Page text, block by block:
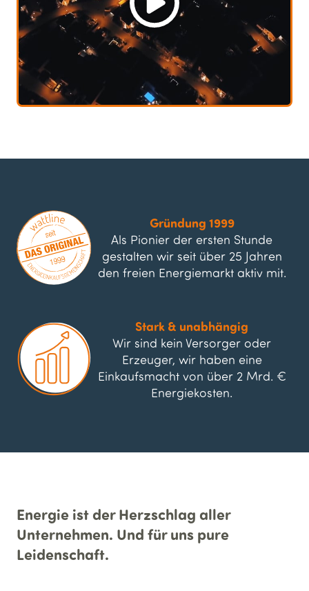
Gründung 1999
Als Pionier der ersten Stunde
gestalten wir seit über 25 Jahren
den freien Energiemarkt aktiv mit.
Stark & unabhängig
Wir sind kein Versorger oder
Erzeuger, wir haben eine
Einkaufsmacht von über 2 Mrd. €
Energiekosten.
Energie ist der Herzschlag aller
Unternehmen. Und für uns pure
Leidenschaft.